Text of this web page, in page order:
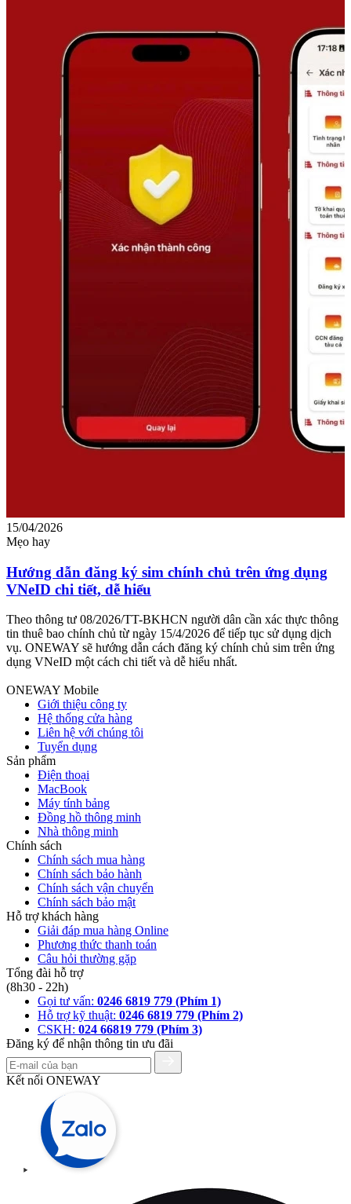
15/04/2026
Mẹo hay
Hướng dẫn đăng ký sim chính chủ trên ứng dụng
VNeID chi tiết, dễ hiểu
Theo thông tư 08/2026/TT-BKHCN người dân cần xác thực thông
tin thuê bao chính chủ từ ngày 15/4/2026 để tiếp tục sử dụng dịch
vụ. ONEWAY sẽ hướng dẫn cách đăng ký chính chủ sim trên ứng
dụng VNeID một cách chi tiết và dễ hiểu nhất.
ONEWAY Mobile
Giới thiệu công ty
Hệ thống cửa hàng
Liên hệ với chúng tôi
Tuyển dụng
Sản phẩm
Điện thoại
MacBook
Máy tính bảng
Đồng hồ thông minh
Nhà thông minh
Chính sách
Chính sách mua hàng
Chính sách bảo hành
Chính sách vận chuyển
Chính sách bảo mật
Hỗ trợ khách hàng
Giải đáp mua hàng Online
Phương thức thanh toán
Câu hỏi thường gặp
Tổng đài hỗ trợ
(8h30 - 22h)
Gọi tư vấn: 0246 6819 779 (Phím 1)
Hỗ trợ kỹ thuật: 0246 6819 779 (Phím 2)
CSKH: 024 66819 779 (Phím 3)
Đăng ký để nhận thông tin ưu đãi
Kết nối ONEWAY